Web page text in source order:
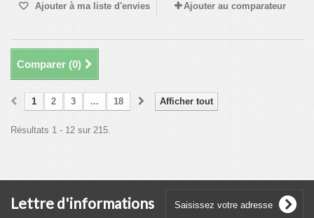
Ajouter à ma liste d'envies Ajouter au comparateur
Comparer (0)
Afficher tout
1 2 3 ... 18
Résultats 1 - 12 sur 215.
Lettre d'informations